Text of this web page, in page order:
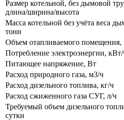
Размер котельной, без дымовой
длина/ширина/высота
Масса котельной без учёта веса
тонн
Объем отапливаемого помещения,
Потребление электроэнергии,
Питающее напряжение, Вт
Расход природного газа, м3/ч
Расход дизельного топлива, кг/ч
Расход сжиженного газа СУГ, л/ч
Требуемый объем дизельного
сутки